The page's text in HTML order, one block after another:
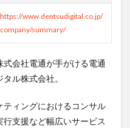
https://www.dentsudigital.co.jp/
company/summary/
会社電通が手がける電通
ル株式会社。
ィングにおけるコンサル
支援など幅広いサービス